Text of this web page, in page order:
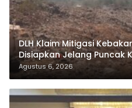
DLH Klaim Mitigasi
Disiapkan Jelang Puncak
Agustus 6, 2026